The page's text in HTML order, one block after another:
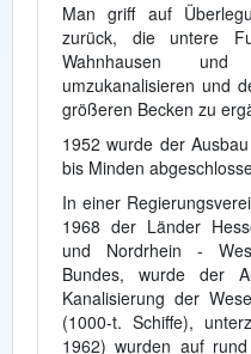
Man griff auf
zurück, die untere
Wahnhausen
umzukanalisieren und
größeren Becken zu
1952 wurde der
bis Minden
In einer
1968 der Länder
und Nordrhein -
Bundes, wurde der
Kanalisierung der
(1000-t. Schiffe),
1962) wurden auf